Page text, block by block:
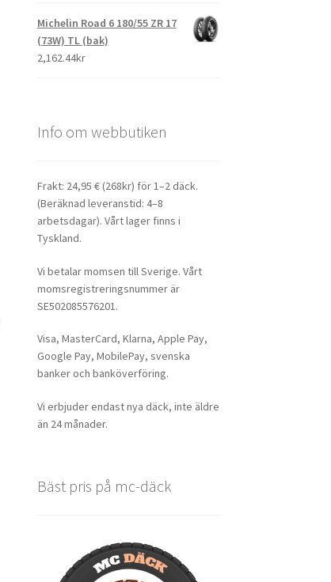
Michelin Road 6 180/55 ZR 17
(73W) TL (bak)
2,162.44kr
Info om webbutiken
Frakt: 24,95 € (268kr) för 1–2 däck.
(Beräknad leveranstid: 4–8
arbetsdagar). Vårt lager finns i
Tyskland.
Vi betalar momsen till Sverige. Vårt
momsregistreringsnummer är
SE502085576201.
Visa, MasterCard, Klarna, Apple Pay,
Google Pay, MobilePay, svenska
banker och banköverföring.
Vi erbjuder endast nya däck, inte äldre
än 24 månader.
Bäst pris på mc-däck